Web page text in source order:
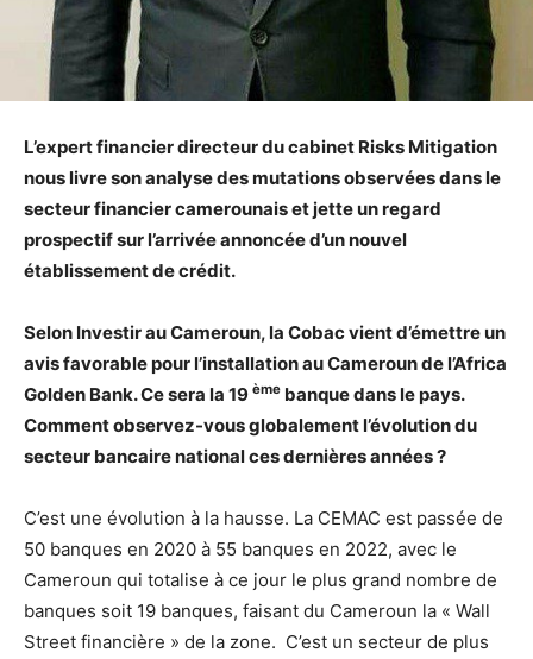
L’expert financier directeur du cabinet Risks Mitigation
nous livre son analyse des mutations observées dans le
secteur financier camerounais et jette un regard
prospectif sur l’arrivée annoncée d’un nouvel
établissement de crédit.
Selon Investir au Cameroun, la Cobac vient d’émettre un
avis favorable pour l’installation au Cameroun de l’Africa
Golden Bank. Ce sera la 19 ème banque dans le pays.
Comment observez-vous globalement l’évolution du
secteur bancaire national ces dernières années ?
C’est une évolution à la hausse. La CEMAC est passée de
50 banques en 2020 à 55 banques en 2022, avec le
Cameroun qui totalise à ce jour le plus grand nombre de
banques soit 19 banques, faisant du Cameroun la « Wall
Street financière » de la zone. C’est un secteur de plus